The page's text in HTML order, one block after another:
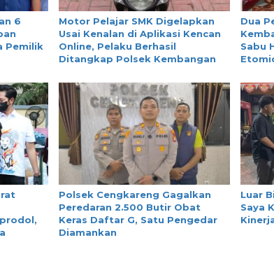
6
Pemilik
Motor Pelajar SMK Digelapkan
Usai Kenalan di Aplikasi Kencan
Online, Pelaku Berhasil
Ditangkap Polsek Kembangan
Dua
Sabu
Polsek Cengkareng Gagalkan
Peredaran 2.500 Butir Obat
Keras Daftar G, Satu Pengedar
Diamankan
Luar
Saya